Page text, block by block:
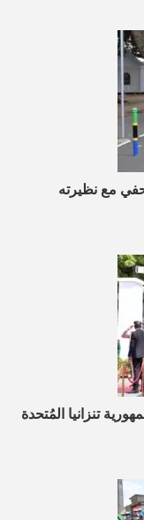
مع نظيرته
تنزانيا المُتحدة